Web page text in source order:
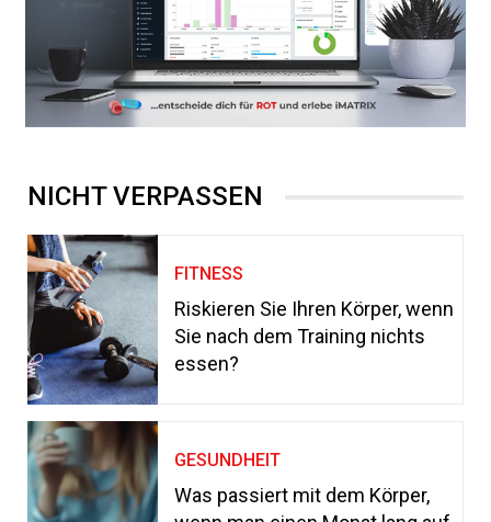
NICHT VERPASSEN
FITNESS
Riskieren Sie Ihren Körper, wenn
Sie nach dem Training nichts
essen?
GESUNDHEIT
Was passiert mit dem Körper,